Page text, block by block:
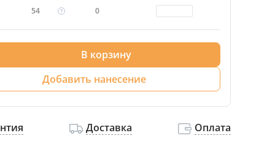
54 0
В корзину
Добавить нанесение
Доставка Оплата